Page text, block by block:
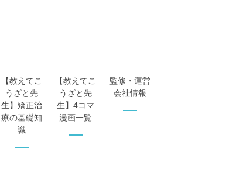
【教えてこ
うざと先
生】矯正治
療の基礎知
識
【教えてこ
うざと先
生】4コマ
漫画一覧
監修・運営
会社情報